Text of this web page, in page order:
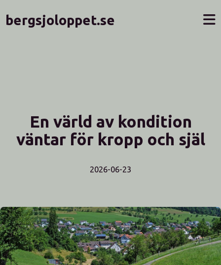
bergsjoloppet.se
En värld av kondition
väntar för kropp och själ
2026-06-23